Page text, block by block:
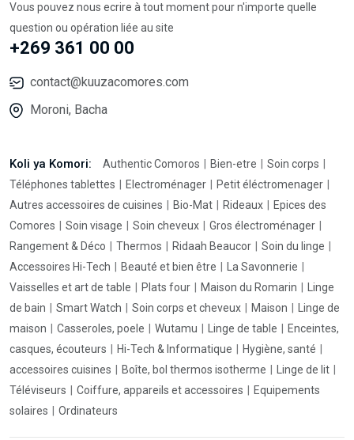
Vous pouvez nous ecrire à tout moment pour n'importe quelle
question ou opération liée au site
+269 361 00 00
contact@kuuzacomores.com
Moroni, Bacha
Koli ya Komori: Authentic Comoros Bien-etre
Soin corps
Téléphones tablettes
Electroménager
Petit éléctromenager
Autres accessoires de cuisines
Bio-Mat Rideaux
Epices des
Comores
Soin visage Soin cheveux
Gros électroménager
Rangement & Déco
Thermos Ridaah Beaucor
Soin du linge
Accessoires Hi-Tech
Beauté et bien être
La Savonnerie
Vaisselles et art de table
Plats four Maison du Romarin
Linge
de bain
Smart Watch Soin corps et cheveux Maison
Linge de
maison
Casseroles, poele Wutamu Linge de table
Enceintes,
casques, écouteurs
Hi-Tech & Informatique
Hygiène, santé
accessoires cuisines
Boîte, bol thermos isotherme
Linge de lit
Téléviseurs
Coiffure, appareils et accessoires
Equipements
solaires
Ordinateurs